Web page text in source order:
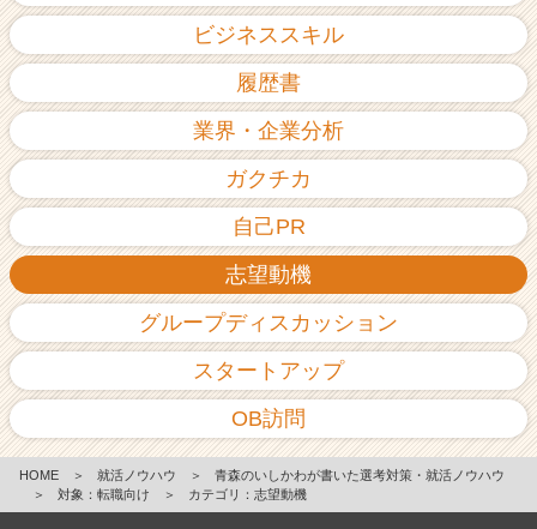
ビジネススキル
履歴書
業界・企業分析
ガクチカ
自己PR
志望動機
グループディスカッション
スタートアップ
OB訪問
HOME ＞ 就活ノウハウ ＞
青森のいしかわが書いた選考対策・就活ノウハウ
＞
対象：転職向け ＞ カテゴリ：志望動機